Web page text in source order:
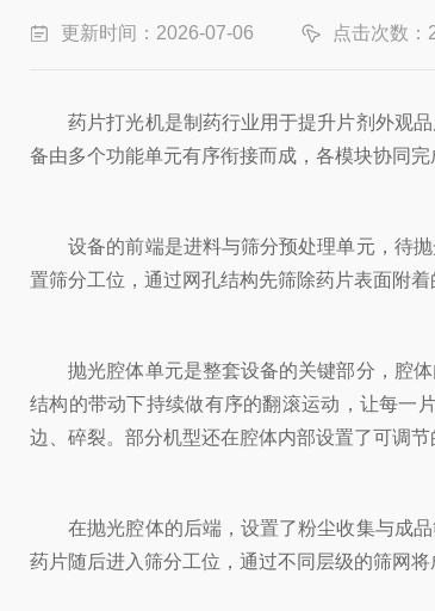
更新时间：2026-07-06 点击次数：
药片打光机是制药行业用于提升片剂外观品
备由多个功能单元有序衔接而成，各模块协同
设备的前端是进料与筛分预处理单元，待抛
置筛分工位，通过网孔结构先筛除药片表面附
抛光腔体单元是整套设备的关键部分，腔体
结构的带动下持续做有序的翻滚运动，让每一
边、碎裂。部分机型还在腔体内部设置了可调
在抛光腔体的后端，设置了粉尘收集与成品
药片随后进入筛分工位，通过不同层级的筛网